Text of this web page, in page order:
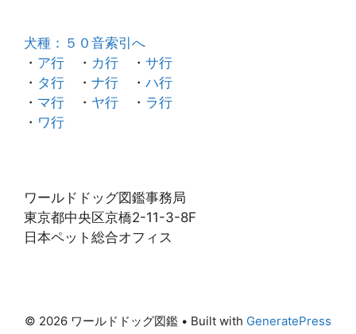
犬種：５０音索引へ
・ ア行 ・ カ行 ・ サ行
・ タ行 ・ ナ行 ・ ハ行
・ マ行 ・ ヤ行 ・ ラ行
・ ワ行
ワールドドッグ図鑑事務局
東京都中央区京橋2-11-3-8F
日本ペット総合オフィス
© 2026 ワールドドッグ図鑑 • Built with GeneratePress